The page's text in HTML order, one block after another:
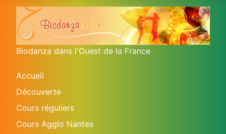
Biodanza dans l'Ouest de la France
Accueil
Découverte
Cours réguliers
Cours Agglo Nantes